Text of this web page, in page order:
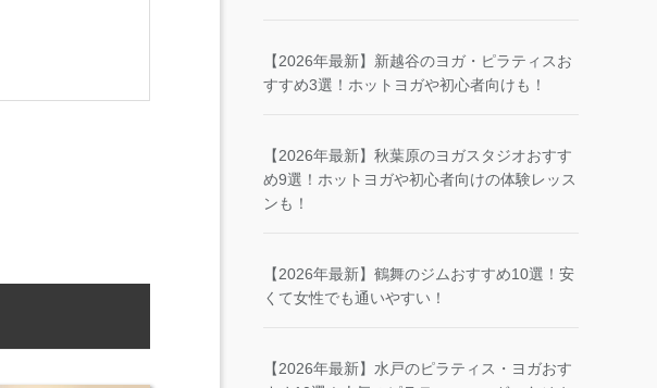
【2026年最新】新越谷のヨガ・ピラティスお
すすめ3選！ホットヨガや初心者向けも！
【2026年最新】秋葉原のヨガスタジオおすす
め9選！ホットヨガや初心者向けの体験レッス
ンも！
【2026年最新】鶴舞のジムおすすめ10選！安
くて女性でも通いやすい！
【2026年最新】水戸のピラティス・ヨガおす